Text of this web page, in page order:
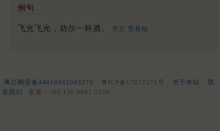
例句
飞光飞光，劝尔一杯酒。 李贺 苦昼短
粤公网安备44010402003275 粤ICP备17077571号 关于本站
联
系我们
客服：+86 136 0901 3320